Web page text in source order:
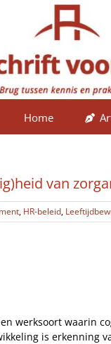
Home
van
, HR-beleid,
werksoort waarin
is erkenning